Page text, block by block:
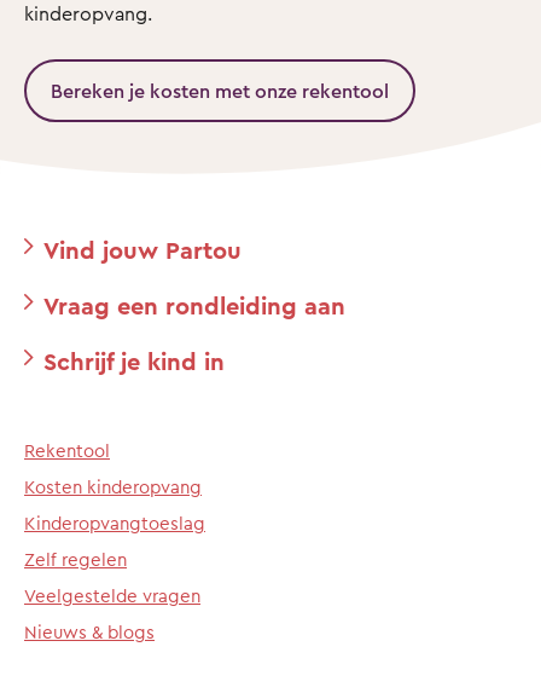
kinderopvang.
Bereken je kosten met onze rekentool
Vind jouw Partou
Vraag een rondleiding aan
Schrijf je kind in
Rekentool
Kosten kinderopvang
Kinderopvangtoeslag
Zelf regelen
Veelgestelde vragen
Nieuws & blogs